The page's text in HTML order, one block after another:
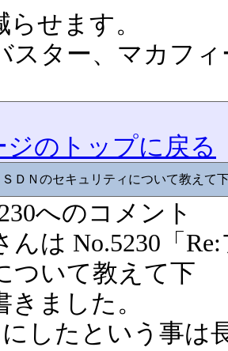
せます。
スター、マカフ
のトップに戻る
ＤＮのセキュリティについて教えて
へのコメント
んは No.5230「
ついて教えて下
ました。
したという事は